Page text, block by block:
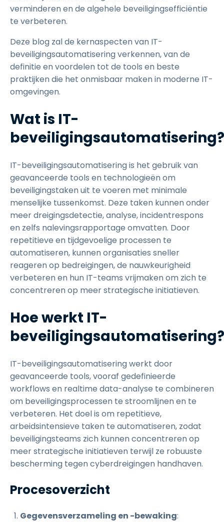
verminderen en de algehele beveiligingsefficiëntie
te verbeteren.
Deze blog zal de kernaspecten van IT-
beveiligingsautomatisering verkennen, van de
definitie en voordelen tot de tools en beste
praktijken die het onmisbaar maken in moderne IT-
omgevingen.
Wat is IT-
beveiligingsautomatisering?
IT-beveiligingsautomatisering is het gebruik van
geavanceerde tools en technologieën om
beveiligingstaken uit te voeren met minimale
menselijke tussenkomst. Deze taken kunnen onder
meer dreigingsdetectie, analyse, incidentrespons
en zelfs nalevingsrapportage omvatten. Door
repetitieve en tijdgevoelige processen te
automatiseren, kunnen organisaties sneller
reageren op bedreigingen, de nauwkeurigheid
verbeteren en hun IT-teams vrijmaken om zich te
concentreren op meer strategische initiatieven.
Hoe werkt IT-
beveiligingsautomatisering?
IT-beveiligingsautomatisering werkt door
geavanceerde tools, vooraf gedefinieerde
workflows en realtime data-analyse te combineren
om beveiligingsprocessen te stroomlijnen en te
verbeteren. Het doel is om repetitieve,
arbeidsintensieve taken te automatiseren, zodat
beveiligingsteams zich kunnen concentreren op
meer strategische initiatieven terwijl ze robuuste
bescherming tegen cyberdreigingen handhaven.
Procesoverzicht
Gegevensverzameling en -bewaking: